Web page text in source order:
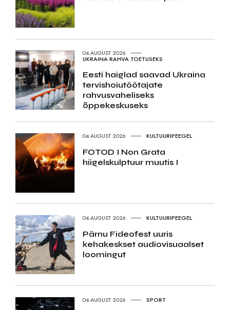
04.AUGUST 2026
UKRAINA RAHVA TOETUSEKS
Eesti haiglad saavad Ukraina
tervishoiutöötajate
rahvusvaheliseks
õppekeskuseks
04.AUGUST 2026 KULTUURIPEEGEL
FOTOD I Non Grata
hiigelskulptuur muutis I
04.AUGUST 2026 KULTUURIPEEGEL
Pärnu Fideofest uuris
kehakeskset audiovisuaalset
loomingut
04.AUGUST 2026 SPORT